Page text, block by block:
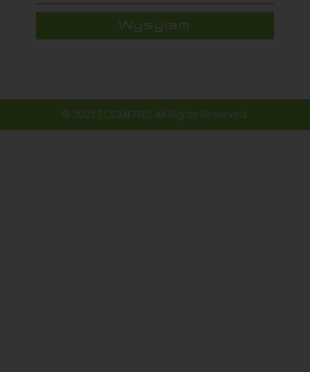
Wysyłam
© 2023 ECOMETRIC All Rights Reserved.